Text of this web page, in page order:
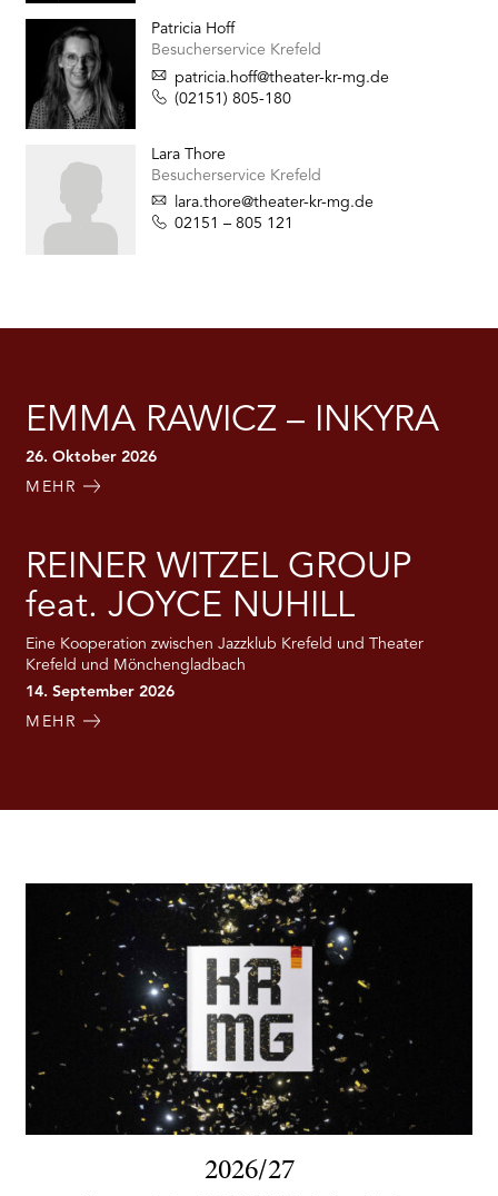
Patricia Hoff
Besucherservice Krefeld
patricia.hoff@theater-kr-mg.de
(02151) 805-180
Lara Thore
Besucherservice Krefeld
lara.thore@theater-kr-mg.de
02151 – 805 121
EMMA RAWICZ – INKYRA
26. Oktober 2026
MEHR
REINER WITZEL GROUP
feat. JOYCE NUHILL
Eine Kooperation zwischen Jazzklub Krefeld und Theater
Krefeld und Mönchengladbach
14. September 2026
MEHR
2026/27